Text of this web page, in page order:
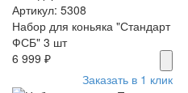
Артикул: 5308
Набор для коньяка "Стандарт
ФСБ" 3 шт
6 999 ₽
Заказать в 1 клик